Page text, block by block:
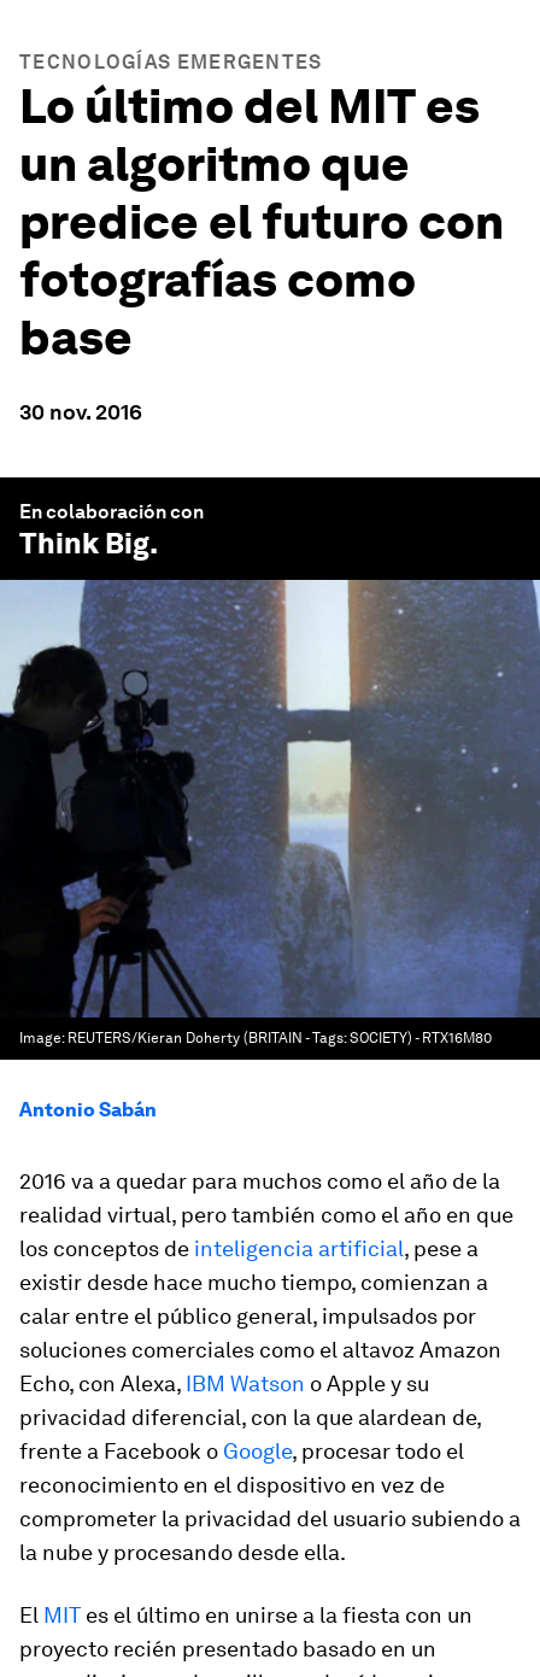
TECNOLOGÍAS EMERGENTES
Lo último del MIT es
un algoritmo que
predice el futuro con
fotografías como
base
30 nov. 2016
En colaboración con
Think Big.
Image: REUTERS/Kieran Doherty (BRITAIN - Tags: SOCIETY) - RTX16M80
Antonio Sabán
2016 va a quedar para muchos como el año de la
realidad virtual, pero también como el año en que
los conceptos de inteligencia artificial, pese a
existir desde hace mucho tiempo, comienzan a
calar entre el público general, impulsados por
soluciones comerciales como el altavoz Amazon
Echo, con Alexa, IBM Watson o Apple y su
privacidad diferencial, con la que alardean de,
frente a Facebook o Google, procesar todo el
reconocimiento en el dispositivo en vez de
comprometer la privacidad del usuario subiendo a
la nube y procesando desde ella.
El MIT es el último en unirse a la fiesta con un
proyecto recién presentado basado en un